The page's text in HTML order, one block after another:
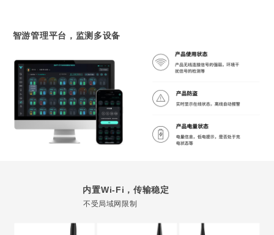
智游管理平台，监测多设备
内置Wi-Fi，传输稳定
不受局域网限制